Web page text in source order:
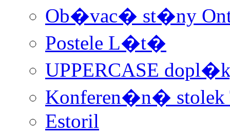
Ob�vac� st�ny
Postele L�t�
UPPERCASE
Konferen�n� stolek
Estoril